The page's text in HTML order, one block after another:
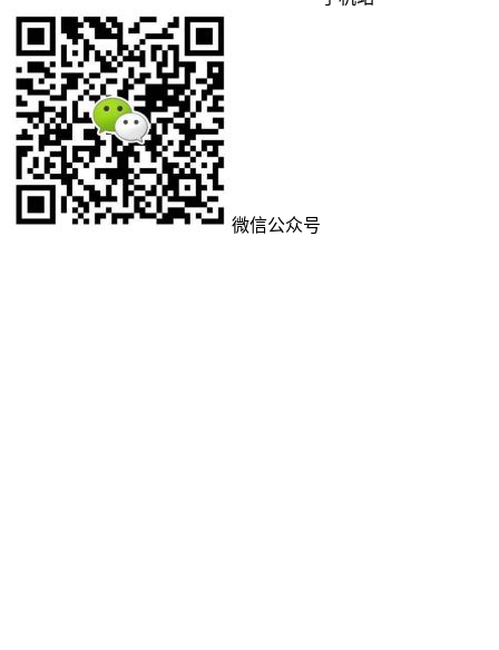
微信公众号